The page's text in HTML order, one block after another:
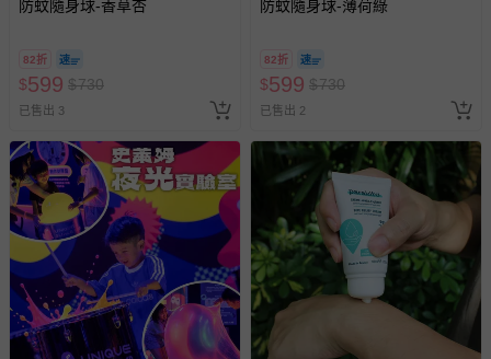
褲、紗布衣等）。
帶束縛衣、餐搖椅等）。
-其他原廠盒裝商品封口處已貼上「不可拆封」，或具警
示字句等說明貼紙、封條者。
國際航空、客運、訂房等服務。
相關的退換貨辦理流程，可詳見： 退換貨 & 退款問題
其他常見問題：
運送服務：目前提供的運送僅限台灣本島。如您位於離島地
區，可能會無法配送，或須依據商品需加收離島運費。廠商
亦保留出貨與否的權利。離島、偏遠地區、樓層親送等加價
防蚊隨身球-香草杏
82折
$599 $730
已售出 3
防蚊隨身球-薄荷綠
82折
$599 $730
已售出 2